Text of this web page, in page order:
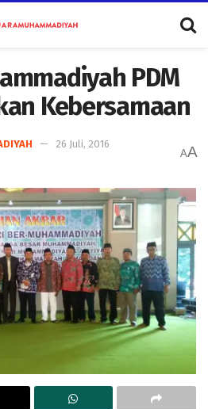
PDM
Kebersamaan
26 Juli, 2016
AA